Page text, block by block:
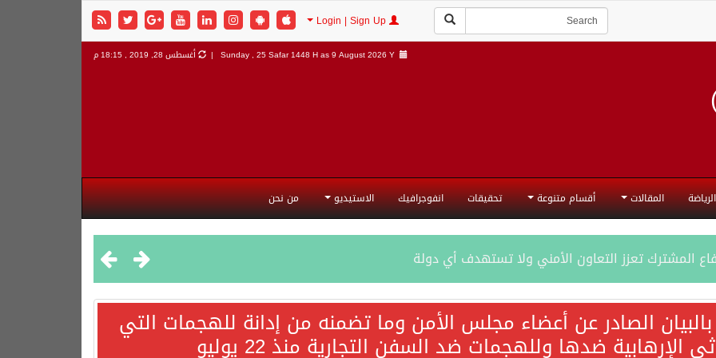
Sunday , 25 Safar 1448 H as9 August 2026 Y | أغسطس 28, 2019 , 18:15 م
الرياضة المقالات أقسام متنوعة تحقيقات انفوجرافيك الاستيديو من نحن
المشترك تعزز التعاون الأمني ولا تستهدف أي دولة
مكة تعكس الإرادة السياسية لحماية أمن المنطقة
بالبيان الصادر عن أعضاء مجلس الأمن وما تضمنه من إدانة للهجمات التي
ضدها وللهجمات ضد السفن التجارية منذ 22 يوليو